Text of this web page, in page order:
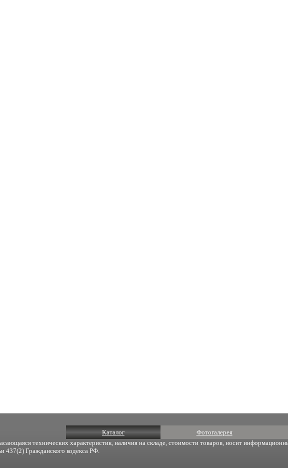
Каталог Фотогалерея
технических характеристик, наличия на складе, стоимости товаров, носит
437(2) Гражданского кодекса РФ.